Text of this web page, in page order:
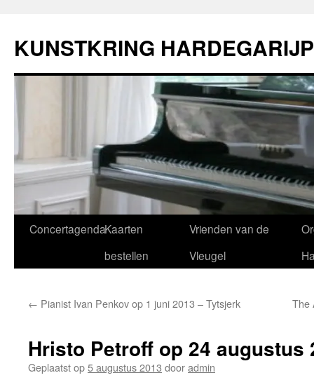
de
inhoud
KUNSTKRING HARDEGARIJP
ConcertagendaKaarten
bestellen
Vrienden van de
Vleugel
← Pianist Ivan Penkov op 1 juni 2013 – Tytsjerk The
Hristo Petroff op 24 augustus
Geplaatst op5 augustus 2013 dooradmin